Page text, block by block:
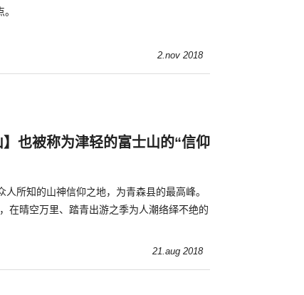
2.nov 2018
】也被称为津轻的富士山的“信仰
人所知的山神信仰之地，为青森县的最高峰。
在晴空万里、踏青出游之季为人潮络绎不绝的
21.aug 2018